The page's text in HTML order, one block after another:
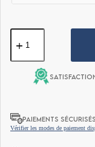
quantité
Keto
&
Amandes
PAIEMENTS SÉCURISÉS
Vérifier les modes de paiement